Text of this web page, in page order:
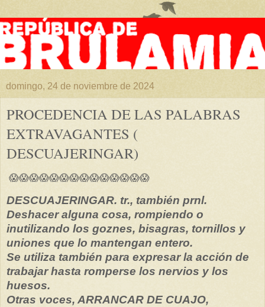
domingo, 24 de noviembre de 2024
PROCEDENCIA DE LAS PALABRAS
EXTRAVAGANTES (
DESCUAJERINGAR)
😱😱😱😱😱😱😱😱😱😱😱😱😱😱
DESCUAJERINGAR. tr., también prnl.
Deshacer alguna cosa, rompiendo o
inutilizando los goznes, bisagras, tornillos y
uniones que lo mantengan entero.
Se utiliza también para expresar la acción de
trabajar hasta romperse los nervios y los
huesos.
Otras voces, ARRANCAR DE CUAJO,